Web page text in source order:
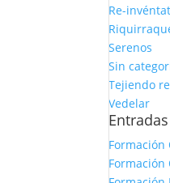
Re-
Serenos
Sin
Tejiendo
Vedelar
Formación
Formación